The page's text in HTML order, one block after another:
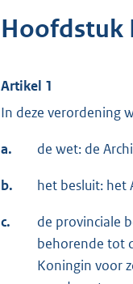
Hoofdstuk
Artikel 1
In deze verordening
a. de wet: de
b. het besluit: het
c.
de provinciale
behorende tot
Koningin voor